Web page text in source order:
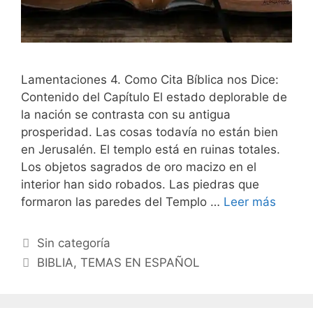
Lamentaciones 4. Como Cita Bíblica nos Dice:
Contenido del Capítulo El estado deplorable de
la nación se contrasta con su antigua
prosperidad. Las cosas todavía no están bien
en Jerusalén. El templo está en ruinas totales.
Los objetos sagrados de oro macizo en el
interior han sido robados. Las piedras que
formaron las paredes del Templo … Leer más
Categorías
Sin categoría
Etiquetas
BIBLIA,TEMAS EN ESPAÑOL